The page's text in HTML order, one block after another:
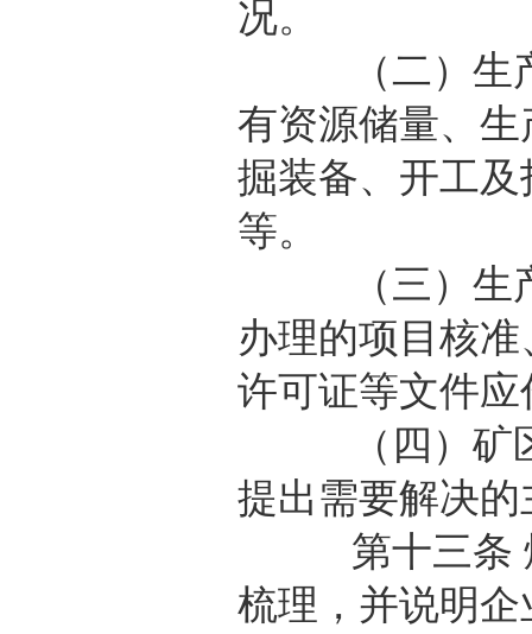
况。
（二）生产
有资源储量、
掘装备、开工
等。
（三）生产
办理的项目核
许可证等文件
（四）矿区
提出需要解决
第十三条 煤
梳理，并说明